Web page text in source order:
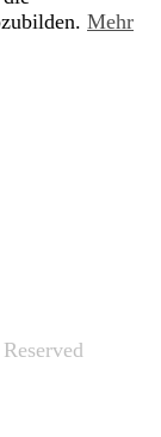
Mehr